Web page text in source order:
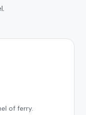
of ferry.